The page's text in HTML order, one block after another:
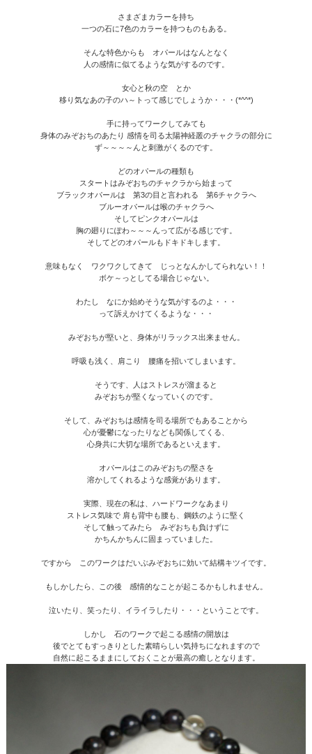
さまざまカラーを持ち
一つの石に7色のカラーを持つものもある。
そんな特色からも オパールはなんとなく
人の感情に似てるような気がするのです。
女心と秋の空 とか
移り気なあの子のハ～トって感じでしょうか・・・(*^^*)
手に持ってワークしてみても
身体のみぞおちのあたり 感情を司る太陽神経叢のチャクラの部分に
ず～～～～んと刺激がくるのです。
どのオパールの種類も
スタートはみぞおちのチャクラから始まって
ブラックオパールは 第3の目と言われる 第6チャクラへ
ブルーオパールは喉のチャクラへ
そしてピンクオパールは
胸の廻りにぽわ～～～んって広がる感じです。
そしてどのオパールもドキドキします。
意味もなく ワクワクしてきて じっとなんかしてられない！！
ボケ～っとしてる場合じゃない。
わたし なにか始めそうな気がするのよ・・・
って訴えかけてくるような・・・
みぞおちが堅いと、身体がリラックス出来ません。
呼吸も浅く、肩こり 腰痛を招いてしまいます。
そうです、人はストレスが溜まると
みぞおちが堅くなっていくのです。
そして、みぞおちは感情を司る場所でもあることから
心が憂鬱になったりなども関係してくる、
心身共に大切な場所であるといえます。
オパールはこのみぞおちの堅さを
溶かしてくれるような感覚があります。
実際、現在の私は、ハードワークなあまり
ストレス気味で 肩も背中も腰も、鋼鉄のように堅く
そして触ってみたら みぞおちも負けずに
かちんかちんに固まっていました。
ですから このワークはだいぶみぞおちに効いて結構キツイです。
もしかしたら、この後 感情的なことが起こるかもしれません。
泣いたり、笑ったり、イライラしたり・・・ということです。
しかし 石のワークで起こる感情の開放は
後でとてもすっきりとした素晴らしい気持ちになれますので
自然に起こるままにしておくことが最高の癒しとなります。